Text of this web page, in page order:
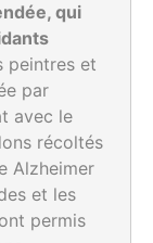
qui
peintres et
par
avec le
récoltés
Alzheimer
et les
permis